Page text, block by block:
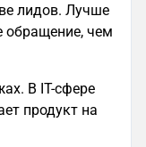
лидов. Лучше
обращение, чем
В IT-сфере
продукт на